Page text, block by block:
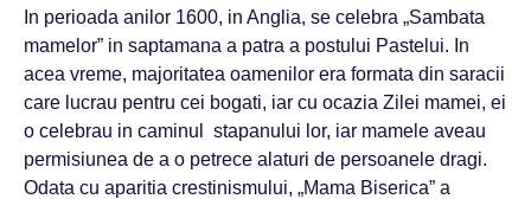
In perioada anilor 1600, in Anglia, se celebra „Sambata
mamelor” in saptamana a patra a postului Pastelui. In
acea vreme, majoritatea oamenilor era formata din saracii
care lucrau pentru cei bogati, iar cu ocazia Zilei mamei, ei
o celebrau in caminul stapanului lor, iar mamele aveau
permisiunea de a o petrece alaturi de persoanele dragi.
Odata cu aparitia crestinismului, „Mama Biserica” a